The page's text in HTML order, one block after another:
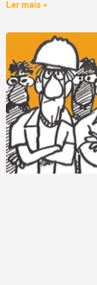
Ler mais »